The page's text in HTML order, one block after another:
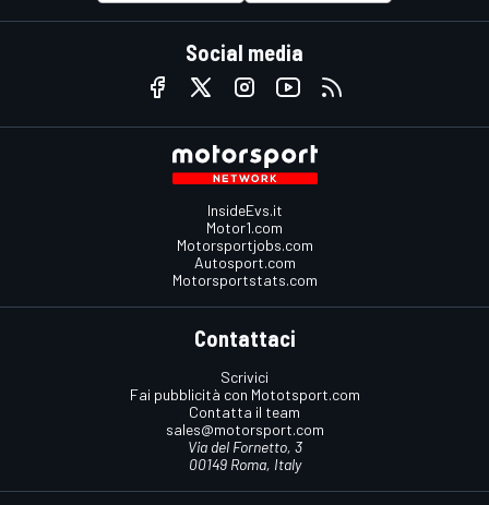
Social media
InsideEvs.it
Motor1.com
Motorsportjobs.com
Autosport.com
Motorsportstats.com
Contattaci
Scrivici
Fai pubblicità con Mototsport.com
Contatta il team
sales@motorsport.com
Via del Fornetto, 3
00149 Roma, Italy